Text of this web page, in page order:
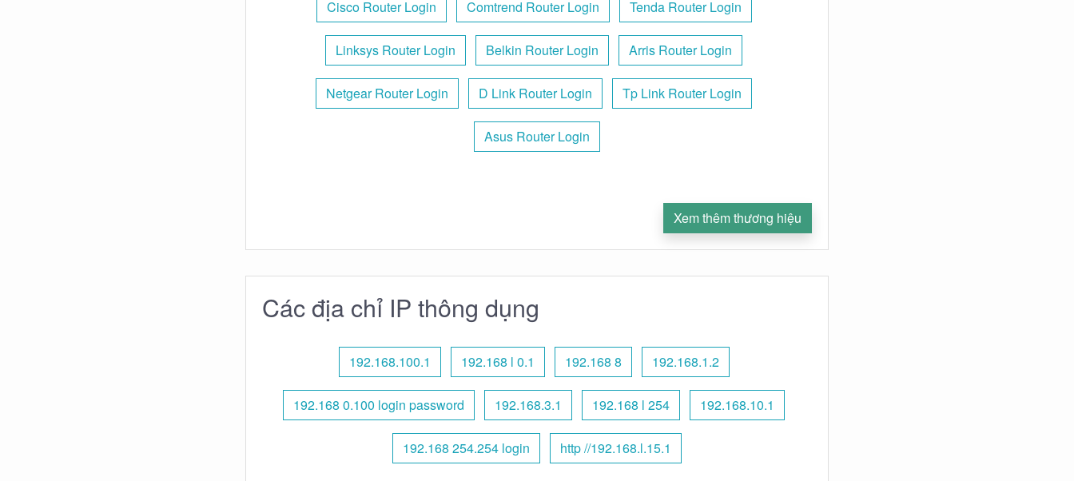
Cisco Router Login Comtrend Router Login Tenda Router Login
Linksys Router Login Belkin Router Login Arris Router Login
Netgear Router Login D Link Router Login Tp Link Router Login
Asus Router Login
Xem thêm thương hiệu
Các địa chỉ IP thông dụng
192.168.100.1 192.168 l 0.1 192.168 8 192.168.1.2
192.168 0.100 login password 192.168.3.1 192.168 l 254 192.168.10.1
192.168 254.254 login http //192.168.l.15.1